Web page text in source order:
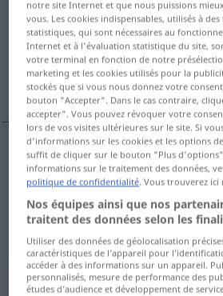
Vue d'ensemble de toutes
(Pour plus d'informations, cliquez sur/
s’étaler dans un fauteuil
exemples
sich in einenSessellümmeln UMG
s’étaler dansun fauteuil
Synonymes de
notre site Internet et que nous puissions
vous. Les cookies indispensables, utilisés à
statistiques, qui sont nécessaires au
Internet et à l'évaluation statistique du site,
votre terminal en fonction de notre
marketing et les cookies utilisés pour la
stockés que si vous nous donnez votre
bouton "Accepter". Dans le cas contraire,
accepter". Vous pouvez révoquer votre
lors de vos visites ultérieures sur le site. Si
d'informations sur les cookies et les options
suffit de cliquer sur le bouton "Plus
informations sur le traitement des données,
politique de confidentialité. Vous trouverez ici
Nos équipes ainsi que nos
traitent des données selon les
Utiliser des données de géolocalisation
caractéristiques de l’appareil pour
accéder à des informations sur un appareil.
personnalisés, mesure de performance des
études d’audience et développement de